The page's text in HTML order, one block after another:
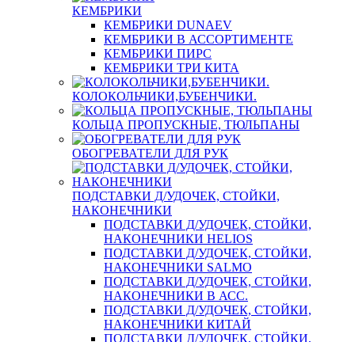
КЕМБРИКИ
КЕМБРИКИ DUNAEV
КЕМБРИКИ В АССОРТИМЕНТЕ
КЕМБРИКИ ПИРС
КЕМБРИКИ ТРИ КИТА
КОЛОКОЛЬЧИКИ,БУБЕНЧИКИ.
КОЛЬЦА ПРОПУСКНЫЕ, ТЮЛЬПАНЫ
ОБОГРЕВАТЕЛИ ДЛЯ РУК
ПОДСТАВКИ Д/УДОЧЕК, СТОЙКИ,
НАКОНЕЧНИКИ
ПОДСТАВКИ Д/УДОЧЕК, СТОЙКИ,
НАКОНЕЧНИКИ HELIOS
ПОДСТАВКИ Д/УДОЧЕК, СТОЙКИ,
НАКОНЕЧНИКИ SALMO
ПОДСТАВКИ Д/УДОЧЕК, СТОЙКИ,
НАКОНЕЧНИКИ В АСС.
ПОДСТАВКИ Д/УДОЧЕК, СТОЙКИ,
НАКОНЕЧНИКИ КИТАЙ
ПОДСТАВКИ Д/УДОЧЕК, СТОЙКИ,